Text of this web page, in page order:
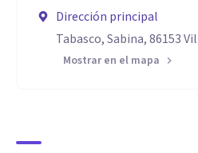
Dirección principal
Tabasco, Sabina, 86153
Mostrar en el mapa